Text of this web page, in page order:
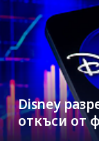
Disney
откъси от